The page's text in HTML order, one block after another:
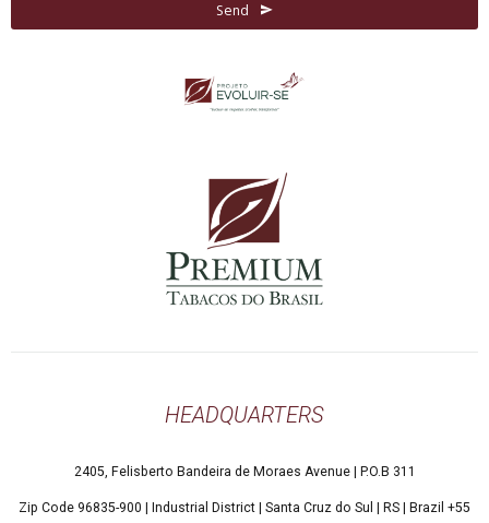
Send
HEADQUARTERS​
2405, Felisberto Bandeira de Moraes Avenue | P.O.B 311
Zip Code 96835-900 | Industrial District | Santa Cruz do Sul | RS | Brazil +55